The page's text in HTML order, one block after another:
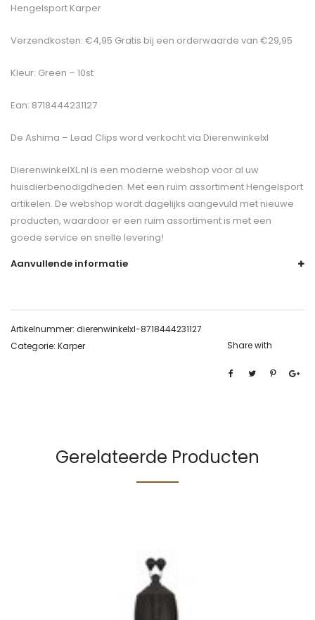
Hengelsport Karper
Verzendkosten: €4,95 Gratis bij een orderwaarde van €29,95
Kleur: Green – 10st
Ean: 8718444231127
De Ashima – Lead Clips word verkocht via Dierenwinkelxl
DierenwinkelXL.nl is een moderne webshop voor al uw
huisdierbenodigdheden. Met een ruim assortiment Hengelsport
artikelen. De webshop wordt dagelijks aangevuld met nieuwe
producten, waardoor er een ruim assortiment is met een
goede service en snelle levering!
Aanvullende informatie
Artikelnummer: dierenwinkelxl-8718444231127
Categorie: Karper Share with
Gerelateerde Producten